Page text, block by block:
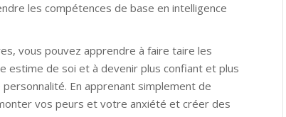
les compétences de base en intelligence
vous pouvez apprendre à faire taire les
de soi et à devenir plus confiant et plus
En apprenant simplement de
vos peurs et votre anxiété et créer des